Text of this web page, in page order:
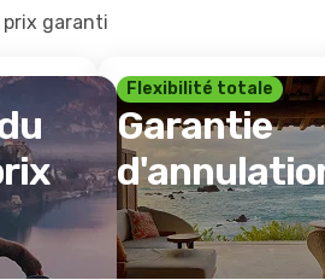
prix garanti
Flexibilité totale
Garantie